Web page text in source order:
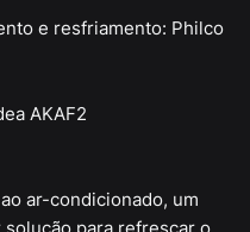
e resfriamento: Philco
AKAF2
ar-condicionado, um